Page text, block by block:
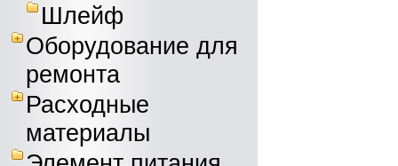
Шлейф
Оборудование для
ремонта
Расходные
материалы